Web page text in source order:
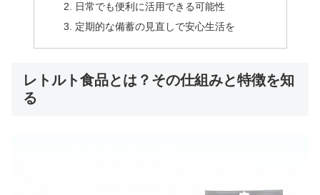
日常でも便利に活用できる可能性
定期的な備蓄の見直しで安心生活を
レトルト食品とは？その仕組みと特徴を知
る